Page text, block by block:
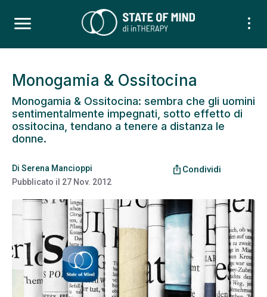
Monogamia & Ossitocina
Monogamia & Ossitocina: sembra che gli uomini
sentimentalmente impegnati, sotto effetto di
ossitocina, tendano a tenere a distanza le
donne.
Di Serena Mancioppi
Pubblicato il 27 Nov. 2012
ios_share Condividi